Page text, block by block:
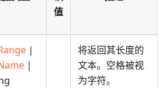
值
|
|
将返回其长度的
文本。空格被视
为字符。